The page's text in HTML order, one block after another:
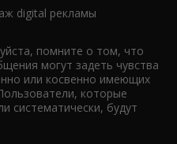
digital рекламы
помните о том, что
могут задеть чувства
или косвенно имеющих
которые
систематически, будут